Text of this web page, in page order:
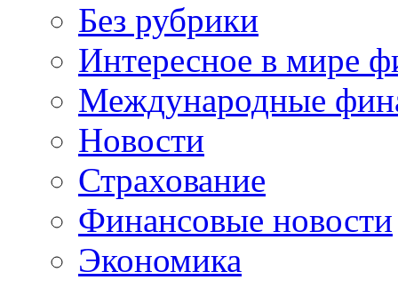
Без рубрики
Интересное в мире
Международные
Новости
Страхование
Финансовые новости
Экономика